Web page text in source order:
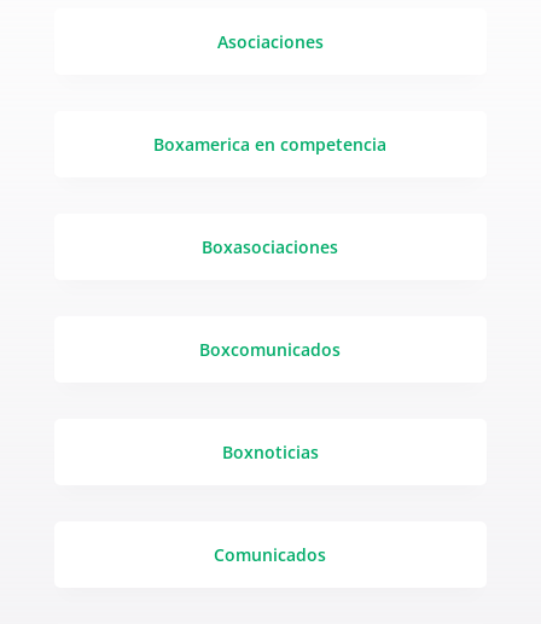
Asociaciones
Boxamerica en competencia
Boxasociaciones
Boxcomunicados
Boxnoticias
Comunicados